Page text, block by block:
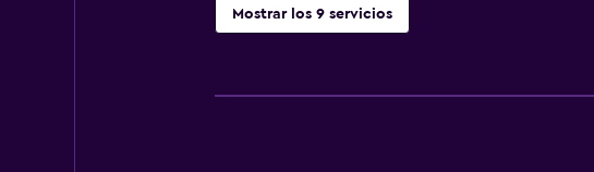
Mostrar los 9 servicios
Wifi gratis